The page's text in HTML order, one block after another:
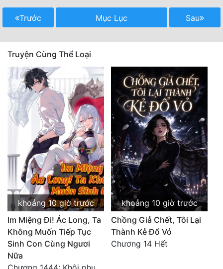
Phản Phái
Quan Trường
Quân Sự
Sảng Văn
Sắc
Sủng
Thanh Xuân
Tiên Hiệp
Tiểu Thuyết
Trinh Thám
Triều Đấu
Trùng Sinh
Trọng Sinh
Trước Mục Lục Sau
Truyện Cùng Thể Loại
khoảng 10 giờ trước
Im Miệng Đi! Ác Long, Ta
Không Muốn Tiếp Tục
Sinh Con Cùng Ngươi
Nữa
khoảng 10 giờ trước
Chồng Giả Chết, Tôi Lại
Thành Kẻ Đổ Vỏ
Chương 14 Hết